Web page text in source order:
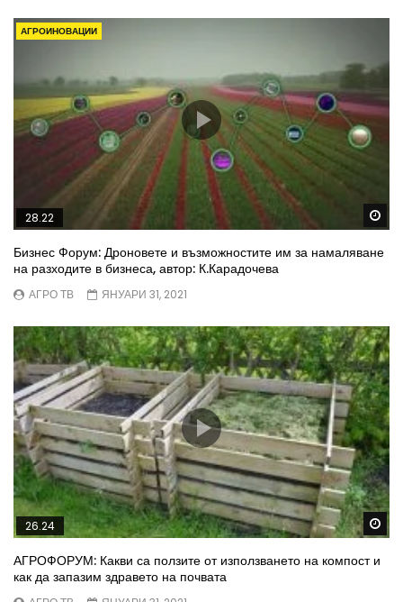
АГРОИНОВАЦИИ
28.22
Бизнес Форум: Дроновете и възможностите им за намаляване
на разходите в бизнеса, автор: К.Карадочева
АГРО ТВ ЯНУАРИ 31, 2021
26.24
АГРОФОРУМ: Какви са ползите от използването на компост и
как да запазим здравето на почвата